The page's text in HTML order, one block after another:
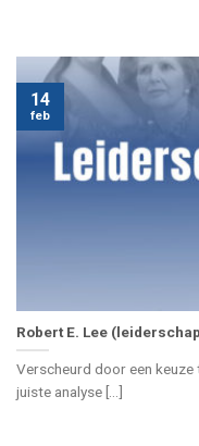
Robert E. Lee
Verscheurd door een
juiste analyse [...]
14
feb